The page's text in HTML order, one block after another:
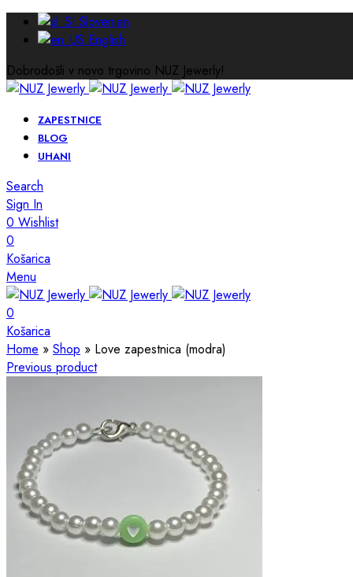
Slovenian
English
Dobrodošli v novo trgovino NUZ Jewerly!
ZAPESTNICE
BLOG
UHANI
Search
Sign In
0 Wishlist
0
Košarica
Menu
0
Košarica
Home » Shop » Love zapestnica (modra)
Previous product